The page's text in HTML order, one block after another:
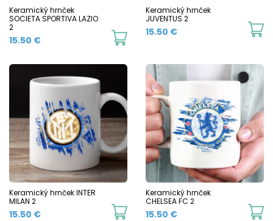
chosen
page
Keramický hrnček
SOCIETA SPORTIVA LAZIO
2
15.50 €
This
has
multiple
variants.
The
options
may
be
chosen
on
Keramický hrnček
JUVENTUS 2
15.50 €
Keramický hrnček INTER
MILAN 2
15.50 €
This
Keramický hrnček
CHELSEA FC 2
15.50 €